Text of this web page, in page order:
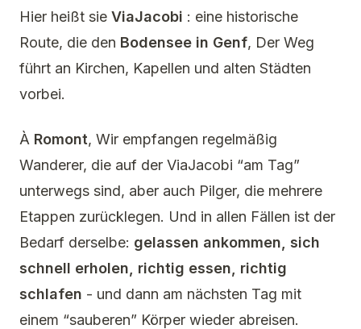
Hier heißt sie ViaJacobi : eine historische
Route, die den Bodensee in Genf, Der Weg
führt an Kirchen, Kapellen und alten Städten
vorbei.
À Romont, Wir empfangen regelmäßig
Wanderer, die auf der ViaJacobi “am Tag”
unterwegs sind, aber auch Pilger, die mehrere
Etappen zurücklegen. Und in allen Fällen ist der
Bedarf derselbe: gelassen ankommen, sich
schnell erholen, richtig essen, richtig
schlafen - und dann am nächsten Tag mit
einem “sauberen” Körper wieder abreisen.